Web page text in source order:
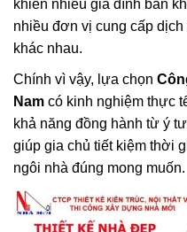
khiến nhiều gia đình băn
nhiều đơn vị cung cấp
khác nhau.
Chính vì vậy, lựa chọn
Nam có kinh nghiệm thực
khả năng đồng hành từ ý
giúp gia chủ tiết kiệm thời
ngôi nhà đúng mong muốn.